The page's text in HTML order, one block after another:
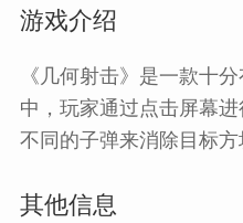
游戏介绍
《几何射击》是一款十
中，玩家通过点击屏幕
不同的子弹来消除目标
其他信息